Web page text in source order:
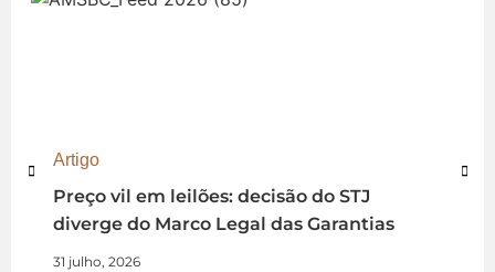
Artigo
Preço vil em leilões: decisão do STJ
diverge do Marco Legal das Garantias
31 julho, 2026